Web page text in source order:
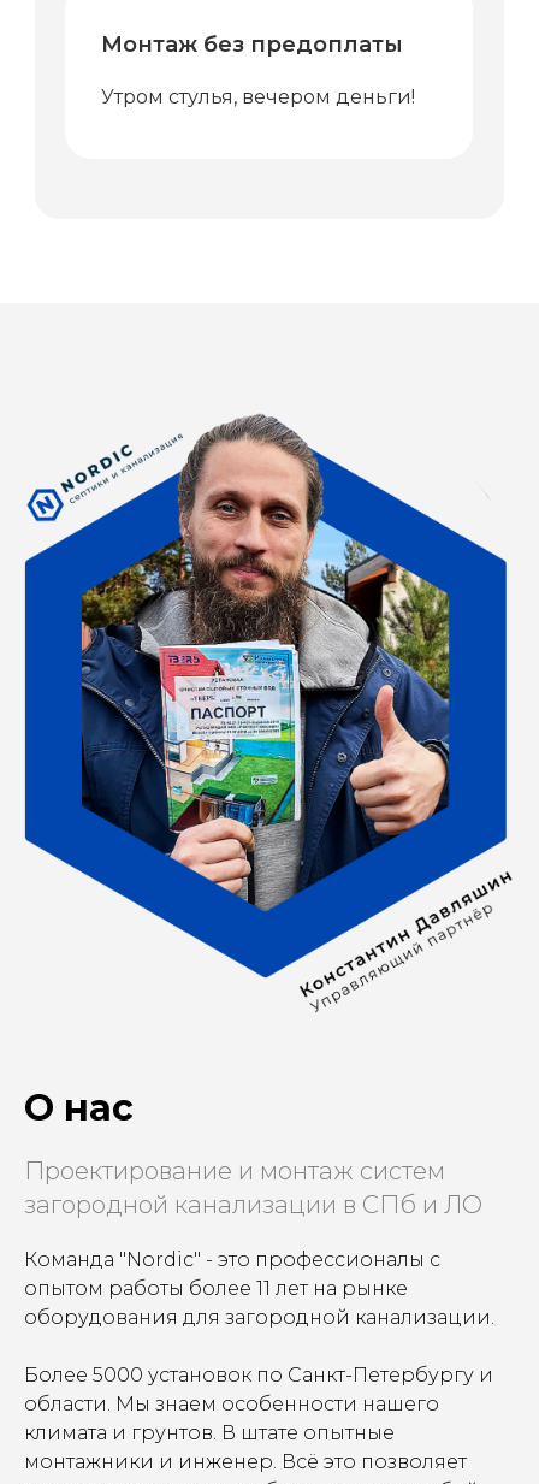
Утром стулья, вечером деньги!
Монтаж без предоплаты
О нас
Проектирование и монтаж систем
загородной канализации в СПб и ЛО
Команда "Nordic" - это профессионалы с
опытом работы более 11 лет на рынке
оборудования для загородной канализации.
Более 5000 установок по Санкт-Петербургу и
области. Мы знаем особенности нашего
климата и грунтов. В штате опытные
монтажники и инженер. Всё это позволяет